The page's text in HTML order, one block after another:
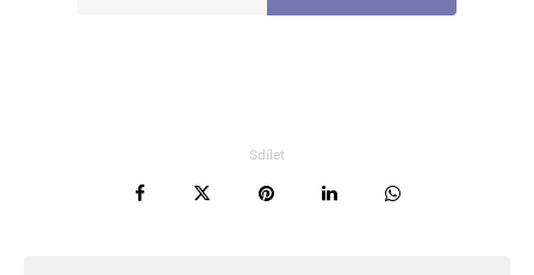
Sdílet